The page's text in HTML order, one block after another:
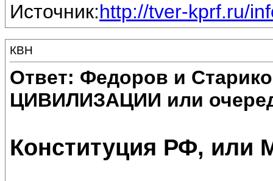
Источник:http://tver-kprf.ru/
КВН
Ответ: Федоров и
ЦИВИЛИЗАЦИИ или
Конституция РФ, или